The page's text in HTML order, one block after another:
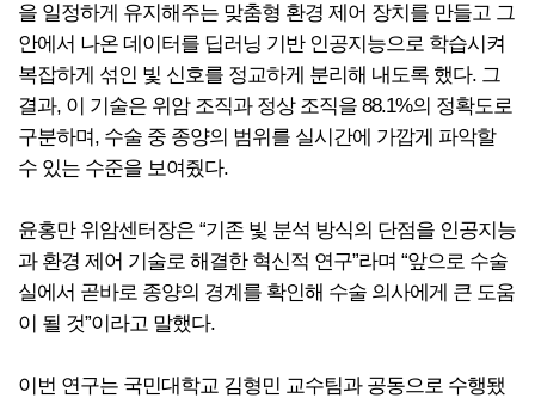
을 일정하게 유지해주는 맞춤형 환경 제어 장치를 만들고 그
안에서 나온 데이터를 딥러닝 기반 인공지능으로 학습시켜
복잡하게 섞인 빛 신호를 정교하게 분리해 내도록 했다. 그
결과, 이 기술은 위암 조직과 정상 조직을 88.1%의 정확도로
구분하며, 수술 중 종양의 범위를 실시간에 가깝게 파악할
수 있는 수준을 보여줬다.
윤홍만 위암센터장은 “기존 빛 분석 방식의 단점을 인공지능
과 환경 제어 기술로 해결한 혁신적 연구”라며 “앞으로 수술
실에서 곧바로 종양의 경계를 확인해 수술 의사에게 큰 도움
이 될 것”이라고 말했다.
이번 연구는 국민대학교 김형민 교수팀과 공동으로 수행됐